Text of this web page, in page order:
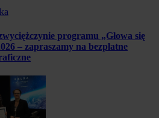
programu „Głowa się
– zapraszamy na bezpłatne